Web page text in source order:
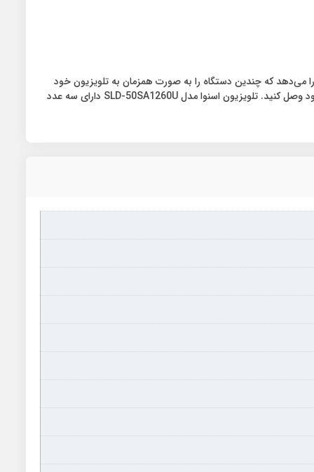
می‌دهد که چندین دستگاه را به صورت همزمان به تلویزیون خود
وصل کرده و نهایت استفاده را کنید. به طور مثال شما می‌توانید همزمان هم پلی‌استیشن، هم اسپیکر، هم فلش مموری و وسایل دیگر را به تلویزیون خود وصل کنید. تلویزیون اسنوا مدل SLD-50SA1260U دارای سه عدد